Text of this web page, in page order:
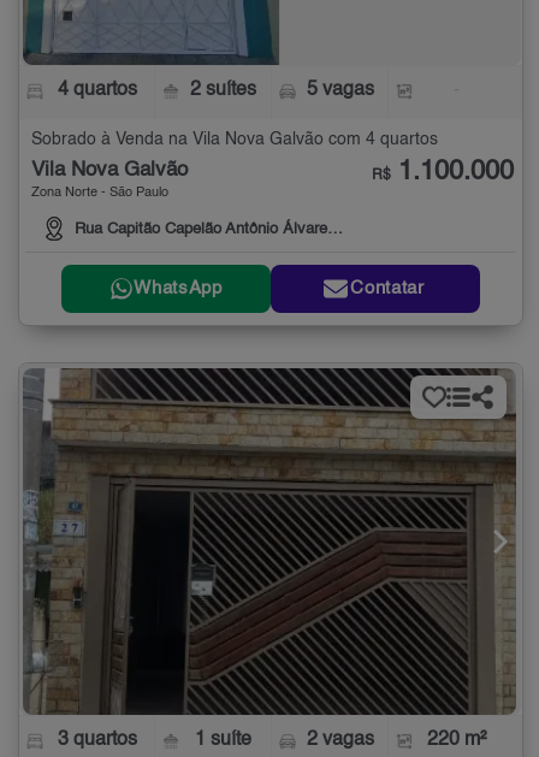
4 quartos 2 suítes 5 vagas
Sobrado à Venda na Vila Nova Galvão com 4 quartos
Vila Nova Galvão
Zona Norte - São Paulo
Rua Capitão Capelão Antônio Álvares da Silva, 27
R$ 1.100.000
WhatsApp Contatar
3 quartos 1 suíte 2 vagas 220 m²